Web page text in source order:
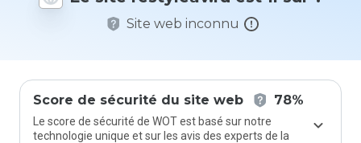
Site web inconnu
Score de sécurité du site web 78%
Le score de sécurité de WOT est basé sur notre
technologie unique et sur les avis des experts de la